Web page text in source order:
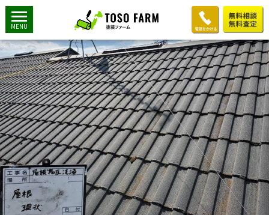
MENU
屋根施工前
2019年7月18日
1200 × 900M様邸：屋根塗装工事